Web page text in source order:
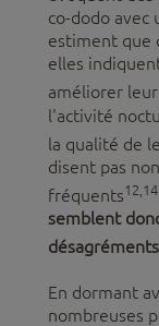
co-dodo avec
estiment que
elles
améliorer
l'activité
la qualité de
disent pas
fréquents12,14
semblent
En dormant
nombreuses